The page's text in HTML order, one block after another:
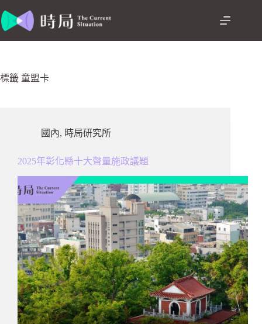
至
容
標籤 童盟卡
國內, 時局研究所
2025年彰化縣十大聲量施政議題